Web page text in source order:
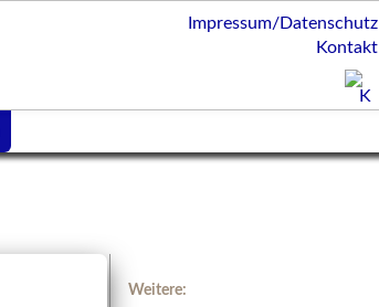
Weitere:
Impressum/Datenschutz
Kontakt